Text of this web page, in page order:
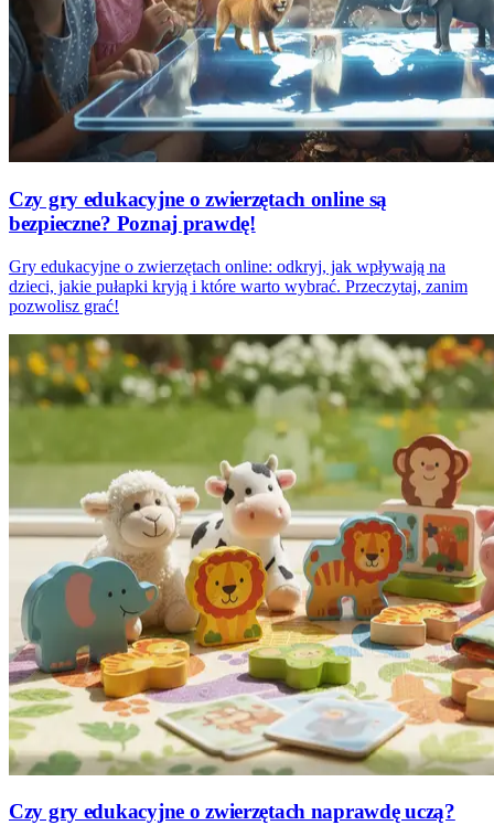
Czy gry edukacyjne o zwierzętach online są
bezpieczne? Poznaj prawdę!
Gry edukacyjne o zwierzętach online: odkryj, jak wpływają na
dzieci, jakie pułapki kryją i które warto wybrać. Przeczytaj, zanim
pozwolisz grać!
Czy gry edukacyjne o zwierzętach naprawdę uczą?